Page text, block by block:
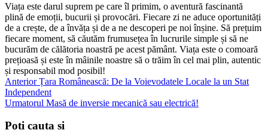
Viața este darul suprem pe care îl primim, o aventură fascinantă
plină de emoții, bucurii și provocări. Fiecare zi ne aduce oportunități
de a crește, de a învăța și de a ne descoperi pe noi înșine. Să prețuim
fiecare moment, să căutăm frumusețea în lucrurile simple și să ne
bucurăm de călătoria noastră pe acest pământ. Viața este o comoară
prețioasă și este în mâinile noastre să o trăim în cel mai plin, autentic
și responsabil mod posibil!
AnteriorȚara Românească: De la Voievodatele Locale la un Stat
Independent
Urmatorul Masă de inversie mecanică sau electrică!
Poti cauta si